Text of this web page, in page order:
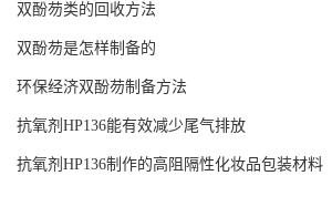
双酚芴类的回收方法
双酚芴是怎样制备的
环保经济双酚芴制备方法
抗氧剂HP136能有效减少尾气排放
抗氧剂HP136制作的高阻隔性化妆品包装材料